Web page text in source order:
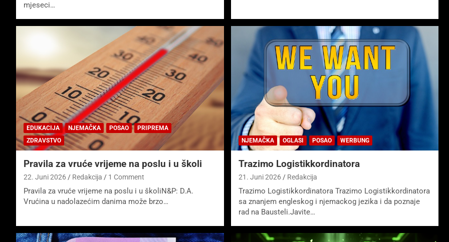
mjeseci…
EDUKACIJA NJEMAČKA POSAO
PRIPREMA
ZDRAVSTVO
Pravila za vruće vrijeme na poslu i u školi
22. Juni 2026 Redakcija 1 Comment
Pravila za vruće vrijeme na poslu i u školiN&P: D.A.
Vrućina u nadolazećim danima može brzo…
NJEMAČKA OGLASI POSAO WERBUNG
Trazimo Logistikkordinatora
21. Juni 2026 Redakcija
Trazimo Logistikkordinatora Trazimo Logistikkordinatora
sa znanjem engleskog i njemackog jezika i da poznaje
rad na Bausteli.Javite…